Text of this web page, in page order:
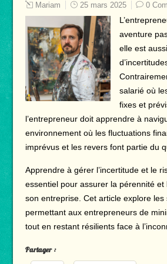
Mariam 25 mars 2025 0
aventure
elle est
salarié où
fixes et
l’entrepreneur doit apprendre à
environnement où les fluctuations
imprévus et les revers font partie du
Apprendre à gérer l’incertitude et le
essentiel pour assurer la pérennité et
son entreprise. Cet article explore les
permettant aux entrepreneurs de
tout en restant résilients face à
Partager :